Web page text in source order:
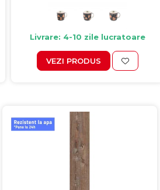
Livrare: 4-10 zile lucratoare
VEZI PRODUS